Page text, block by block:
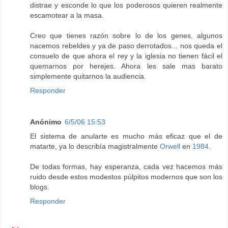
distrae y esconde lo que los poderosos quieren realmente
escamotear a la masa.
Creo que tienes razón sobre lo de los genes, algunos
nacemos rebeldes y ya de paso derrotados... nos queda el
consuelo de que ahora el rey y la iglesia no tienen fácil el
quemarnos por herejes. Ahora les sale mas barato
simplemente quitarnos la audiencia.
Responder
Anónimo 6/5/06 15:53
El sistema de anularte es mucho más eficaz que el de
matarte, ya lo describía magistralmente Orwell en 1984.
De todas formas, hay esperanza, cada vez hacemos más
ruido desde estos modestos púlpitos modernos que son los
blogs.
Responder